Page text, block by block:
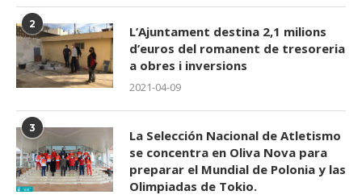
2
L’Ajuntament destina 2,1 milions
d’euros del romanent de tresoreria
a obres i inversions
2021-04-09
3
La Selección Nacional de Atletismo
se concentra en Oliva Nova para
preparar el Mundial de Polonia y las
Olimpiadas de Tokio.